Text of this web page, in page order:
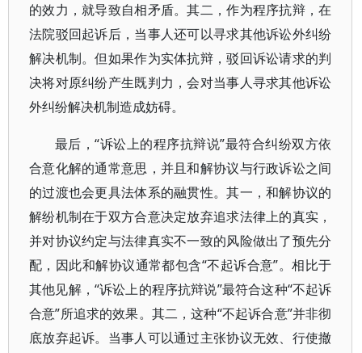
的效力，就导致自相矛盾。其二，作为程序抗辩，在
法院驳回起诉后，当事人还可以寻求其他诉讼外纠纷
解决机制。但如果作为实体抗辩，驳回诉讼请求的判
决将对原纠纷产生既判力，会对当事人寻求其他诉讼
外纠纷解决机制造成妨碍。
最后，“诉讼上的程序抗辩说”最符合纠纷双方依
合意化解的通常意思，并且和解协议与行政诉讼之间
的过渡也会更具法体系的融贯性。其一，和解协议的
解纷机制在于双方合意决定放弃追求法律上的真实，
并对协议约定与法律真实不一致的风险做出了预先分
配，因此和解协议通常都包含“不起诉合意”。相比于
其他见解，“诉讼上的程序抗辩说”最符合这种“不起诉
合意”所追求的效果。其二，这种“不起诉合意”并非彻
底放弃起诉。当事人可以通过主张协议无效、行使撤